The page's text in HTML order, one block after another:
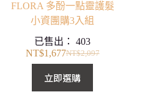
FLORA 多酚一點靈護髮
小資團購3入組
已售出：403
NT$2,097
始
價
NT$1,677
前
價
立即選購